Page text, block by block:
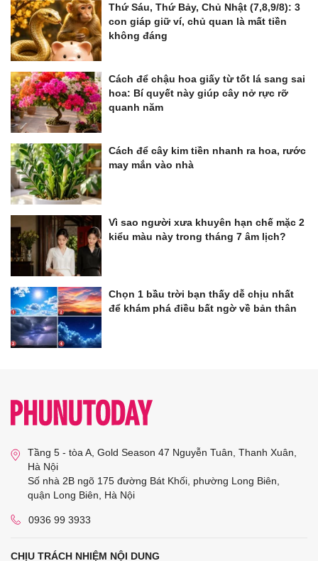
Thứ Sáu, Thứ Bảy, Chủ Nhật (7,8,9/8): 3
con giáp giữ ví, chủ quan là mất tiền
không đáng
Cách để chậu hoa giấy từ tốt lá sang sai
hoa: Bí quyết này giúp cây nở rực rỡ
quanh năm
Cách để cây kim tiền nhanh ra hoa, rước
may mắn vào nhà
Vì sao người xưa khuyên hạn chế mặc 2
kiểu màu này trong tháng 7 âm lịch?
Chọn 1 bầu trời bạn thấy dễ chịu nhất
để khám phá điều bất ngờ về bản thân
Tầng 5 - tòa A, Gold Season 47 Nguyễn Tuân, Thanh Xuân,
Hà Nội
Số nhà 2B ngõ 175 đường Bát Khối, phường Long Biên,
quận Long Biên, Hà Nội
0936 99 3933
CHỊU TRÁCH NHIỆM NỘI DUNG